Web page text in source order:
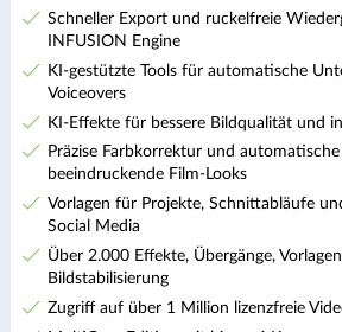
Schneller Export und ruckelfreie
INFUSION Engine
KI-gestützte Tools für automatische
Voiceovers
KI-Effekte für bessere Bildqualität und
Präzise Farbkorrektur und
beeindruckende Film-Looks
Vorlagen für Projekte, Schnittabläufe
Social Media
Über 2.000 Effekte, Übergänge,
Bildstabilisierung
Zugriff auf über 1 Million lizenzfreie